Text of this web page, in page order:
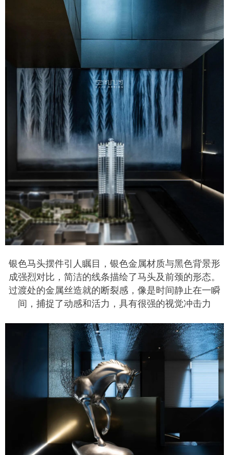
银色马头摆件引人瞩目，银色金属材质与黑色背景形
成强烈对比，简洁的线条描绘了马头及前颈的形态。
过渡处的金属丝造就的断裂感，像是时间静止在一瞬
间，捕捉了动感和活力，具有很强的视觉冲击力